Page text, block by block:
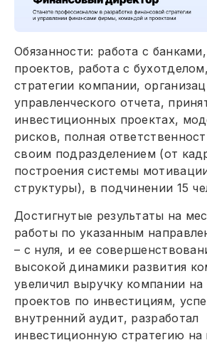
Обязанности: работа с
проектов, работа с
стратегии компании,
управленческого отчета,
инвестиционных проектах,
рисков, полная
своим подразделением (от
построения системы
структуры), в подчинении 15
Достигнутые результаты на
работы по указанным
– с нуля, и ее
высокой динамики развития
увеличил выручку компании на
проектов по инвестициям,
внутренний аудит, разработал
инвестиционную стратегию на